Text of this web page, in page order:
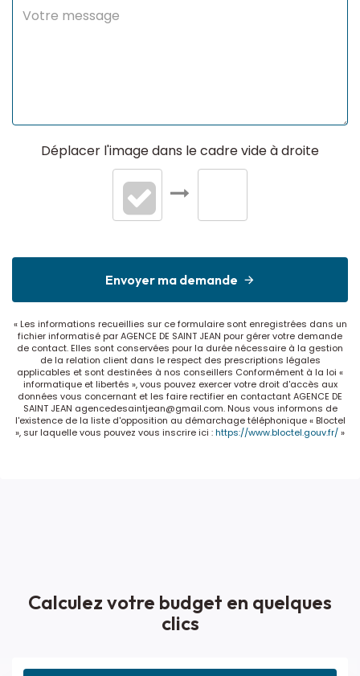
Déplacer l'image dans le cadre vide à droite
Envoyer ma demande
« Les informations recueillies sur ce formulaire sont enregistrées dans un
fichier informatisé par AGENCE DE SAINT JEAN pour gérer votre demande
de contact. Elles sont conservées pour la durée nécessaire à la gestion
de la relation client dans le respect des prescriptions légales
applicables et sont destinées à nos conseillers Conformément à la loi «
informatique et libertés », vous pouvez exercer votre droit d'accès aux
données vous concernant et les faire rectifier en contactant AGENCE DE
SAINT JEAN agencedesaintjean@gmail.com. Nous vous informons de
l'existence de la liste d'opposition au démarchage téléphonique « Bloctel
», sur laquelle vous pouvez vous inscrire ici :https://www.bloctel.gouv.fr/»
Calculez votre budget en quelques
clics